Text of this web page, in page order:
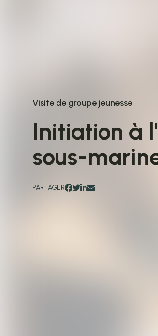
Visite de groupe jeunesse
Initiation à
sous-
PARTAGER